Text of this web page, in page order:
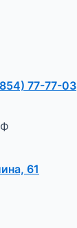
77-77-03
61